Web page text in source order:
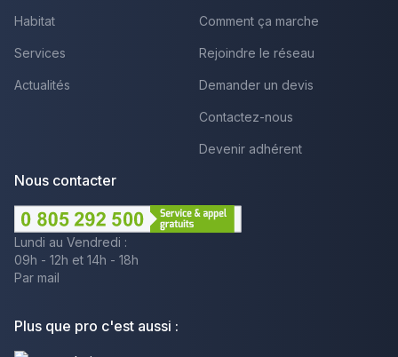
Habitat
Services
Actualités
Comment ça marche
Rejoindre le réseau
Demander un devis
Contactez-nous
Devenir adhérent
Nous contacter
Lundi au Vendredi :
09h - 12h et 14h - 18h
Par mail
Plus que pro c'est aussi :